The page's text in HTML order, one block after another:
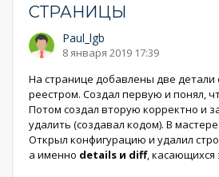
СТРАНИЦЫ
Paul_lgb
8 января 2019 17:39
На странице добавлены две
реестром. Создал первую и понял,
Потом создал вторую корректно и
удалить (создавал кодом). В
Открыл конфигурацию и удалил
а именно details и diff, касающихся